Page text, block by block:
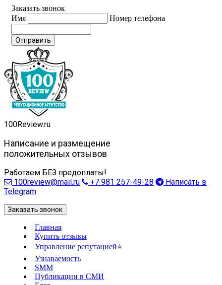
Заказать звонок
Имя
Номер телефона
Отправить
100Review.ru
Написание и размещение
положительных отзывов
Работаем БЕЗ предоплаты!
100review@mail.ru
+7 981 257-49-28
Написать в
Telegram
Заказать звонок
Главная
Купить отзывы
Управление репутацией⭐
Узнаваемость
SMM
Публикации в СМИ